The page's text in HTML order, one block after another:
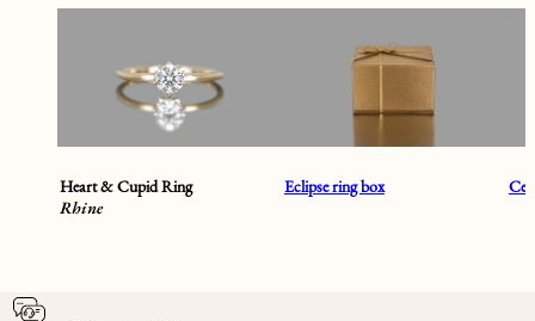
Heart & Cupid Ring
Rhine
Eclipse ring box